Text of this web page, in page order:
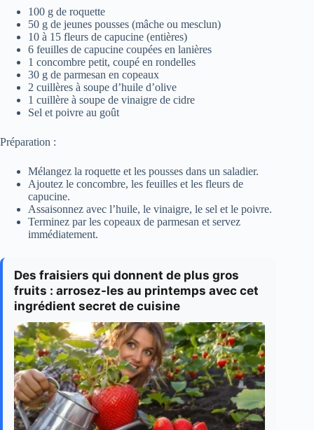
100 g de roquette
50 g de jeunes pousses (mâche ou mesclun)
10 à 15 fleurs de capucine (entières)
6 feuilles de capucine coupées en lanières
1 concombre petit, coupé en rondelles
30 g de parmesan en copeaux
2 cuillères à soupe d’huile d’olive
1 cuillère à soupe de vinaigre de cidre
Sel et poivre au goût
Préparation :
Mélangez la roquette et les pousses dans un saladier.
Ajoutez le concombre, les feuilles et les fleurs de
capucine.
Assaisonnez avec l’huile, le vinaigre, le sel et le poivre.
Terminez par les copeaux de parmesan et servez
immédiatement.
Des fraisiers qui donnent de plus gros
fruits : arrosez-les au printemps avec cet
ingrédient secret de cuisine